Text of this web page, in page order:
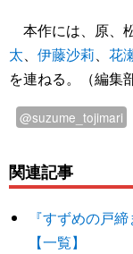
本作には、原、
太
伊藤沙莉 花
を連ねる。（編集
@suzume_tojimari
関連記事
『すずめの戸
【一覧】